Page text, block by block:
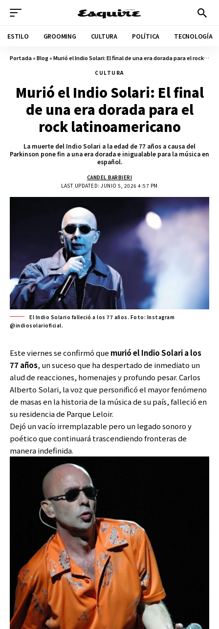
ESTILO GROOMING CULTURA POLÍTICA TECNOLOGÍA
Portada»Blog»Murió el Indio Solari: El final de una era dorada para el rock latinoamericano
CULTURA
Murió el Indio Solari: El final
de una era dorada para el
rock latinoamericano
La muerte del Indio Solari a la edad de 77 años a causa del
Parkinson pone fin a una era dorada e inigualable para la música en
español.
LAST UPDATED: JUNIO 5, 2026 4:57 PM
CANDEL BARBIERI
El Indio Solario falleció a los 77 años. Foto: Instagram
@indiosolarioficial.
Este viernes se confirmó que murió el Indio Solaria los
77 años, un suceso que ha despertado de inmediato un
alud de reacciones, homenajes y profundo pesar. Carlos
Alberto Solari, la voz que personificó el mayor fenómeno
de masas en la historia de la música de su país, falleció en
su residencia de Parque Leloir.
Dejó un vacío irremplazable pero un legado sonoro y
poético que continuará trascendiendo fronteras de
manera indefinida.